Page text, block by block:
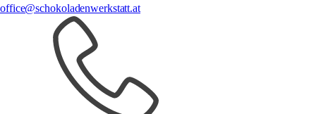
office@schokoladenwerkstatt.at